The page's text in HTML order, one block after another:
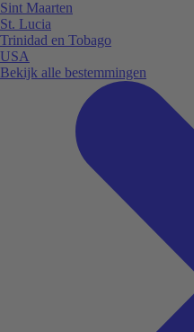
Sint Maarten
St. Lucia
Trinidad en Tobago
USA
Bekijk alle bestemmingen